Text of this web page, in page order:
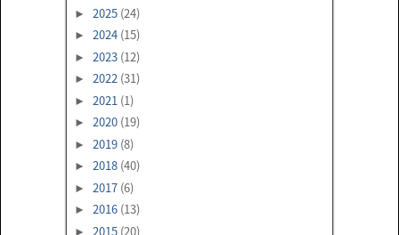
► 2025 (24)
► 2024 (15)
► 2023 (12)
► 2022 (31)
► 2021 (1)
► 2020 (19)
► 2019 (8)
► 2018 (40)
► 2017 (6)
► 2016 (13)
► 2015 (20)